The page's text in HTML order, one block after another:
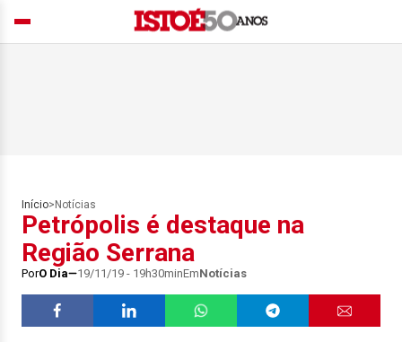
Início> Notícias
Petrópolis é destaque na
Região Serrana
PorO Dia 19/11/19 - 19h30minEmNotícias